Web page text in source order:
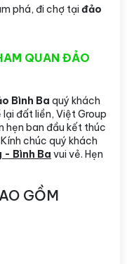
phá, đi chợ tại đảo
QUAN ĐẢO
Bình Ba quý khách
đất liền, Việt Group
hẹn ban đầu kết thúc
Kính chúc quý khách
- Bình Ba vui vẻ. Hẹn
GỒM